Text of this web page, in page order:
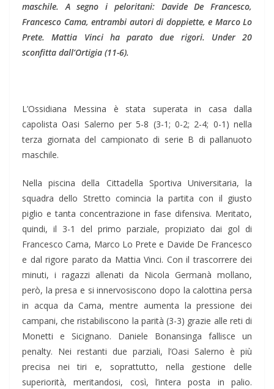
maschile. A segno i peloritani: Davide De Francesco,
Francesco Cama, entrambi autori di doppiette, e Marco Lo
Prete. Mattia Vinci ha parato due rigori. Under 20
sconfitta dall’Ortigia (11-6).
L’Ossidiana Messina è stata superata in casa dalla
capolista Oasi Salerno per 5-8 (3-1; 0-2; 2-4; 0-1) nella
terza giornata del campionato di serie B di pallanuoto
maschile.
Nella piscina della Cittadella Sportiva Universitaria, la
squadra dello Stretto comincia la partita con il giusto
piglio e tanta concentrazione in fase difensiva. Meritato,
quindi, il 3-1 del primo parziale, propiziato dai gol di
Francesco Cama, Marco Lo Prete e Davide De Francesco
e dal rigore parato da Mattia Vinci. Con il trascorrere dei
minuti, i ragazzi allenati da Nicola Germanà mollano,
però, la presa e si innervosiscono dopo la calottina persa
in acqua da Cama, mentre aumenta la pressione dei
campani, che ristabiliscono la parità (3-3) grazie alle reti di
Monetti e Sicignano. Daniele Bonansinga fallisce un
penalty. Nei restanti due parziali, l’Oasi Salerno è più
precisa nei tiri e, soprattutto, nella gestione delle
superiorità, meritandosi, così, l’intera posta in palio.